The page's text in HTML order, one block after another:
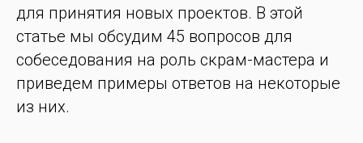
для принятия новых проектов. В этой
статье мы обсудим 45 вопросов для
собеседования на роль скрам-мастера и
приведем примеры ответов на некоторые
из них.